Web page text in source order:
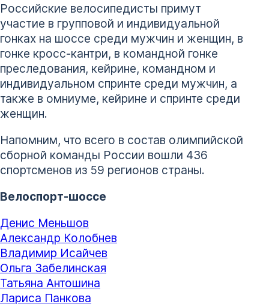
Российские велосипедисты примут
участие в групповой и индивидуальной
гонках на шоссе среди мужчин и женщин, в
гонке кросс-кантри, в командной гонке
преследования, кейрине, командном и
индивидуальном спринте среди мужчин, а
также в омниуме, кейрине и спринте среди
женщин.
Напомним, что всего в состав олимпийской
сборной команды России вошли 436
спортсменов из 59 регионов страны.
Велоспорт-шоссе
Денис Меньшов
Александр Колобнев
Владимир Исайчев
Ольга Забелинская
Татьяна Антошина
Лариса Панкова